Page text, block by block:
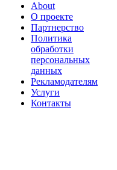
About
О проекте
Партнерство
Политика
обработки
персональных
данных
Рекламодателям
Услуги
Контакты